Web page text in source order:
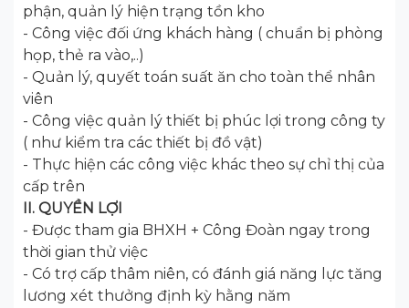
phận, quản lý hiện trạng tồn kho
- Công việc đối ứng khách hàng ( chuẩn bị phòng
họp, thẻ ra vào,..)
- Quản lý, quyết toán suất ăn cho toàn thể nhân
viên
- Công việc quản lý thiết bị phúc lợi trong công ty
( như kiểm tra các thiết bị đồ vật)
- Thực hiện các công việc khác theo sự chỉ thị của
cấp trên
II. QUYỀN LỢI
- Được tham gia BHXH + Công Đoàn ngay trong
thời gian thử việc
- Có trợ cấp thâm niên, có đánh giá năng lực tăng
lương xét thưởng định kỳ hằng năm